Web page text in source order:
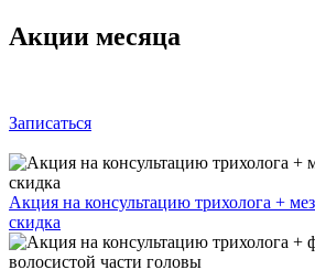
Акции месяца
Записаться
Акция на консультацию трихолога +
скидка